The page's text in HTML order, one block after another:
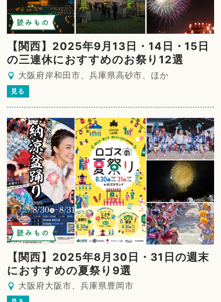
読みもの
【関西】2025年9月13日・14日・15日
の三連休におすすめのお祭り12選
大阪府岸和田市、兵庫県高砂市、ほか
見る
読みもの
【関西】2025年8月30日・31日の週末
におすすめの夏祭り9選
大阪府大阪市、兵庫県豊岡市